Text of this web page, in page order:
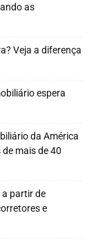
as
Veja a diferença
espera
da América
mais de 40
partir de
e